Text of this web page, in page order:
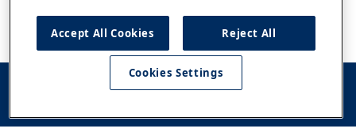
Accept All Cookies Reject All
Cookies Settings